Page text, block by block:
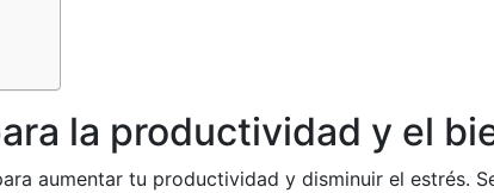
la productividad y el
aumentar tu productividad y disminuir el estrés.